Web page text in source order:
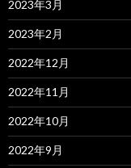
2023年3月
2023年2月
2022年12月
2022年11月
2022年10月
2022年9月